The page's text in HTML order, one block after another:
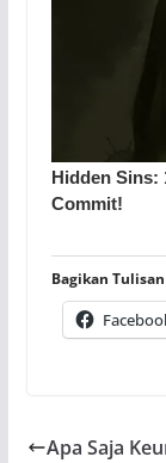
Bagikan
Apa Saja